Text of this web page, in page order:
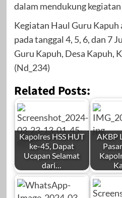
dalam mendukung kegiatan
Kegiatan Haul Guru Kapuh
pada tanggal 4, 5, 6, dan 7
Guru Kapuh, Desa Kapuh,
(Nd_234)
Related Posts:
Kapolres HSS HUT
ke-45, Dapat
Ucapan Selamat
dari…
AKBP